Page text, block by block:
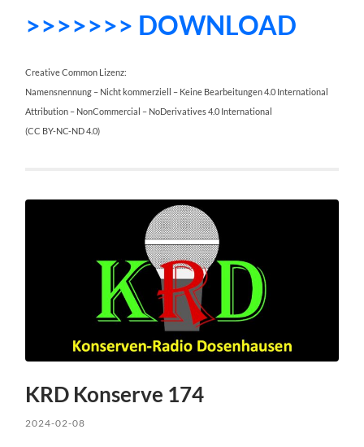
>>>>>>> DOWNLOAD
Creative Common Lizenz:
Namensnennung – Nicht kommerziell – Keine Bearbeitungen 4.0 International
Attribution – NonCommercial – NoDerivatives 4.0 International
(CC BY-NC-ND 4.0)
KRD Konserve 174
2024-02-08